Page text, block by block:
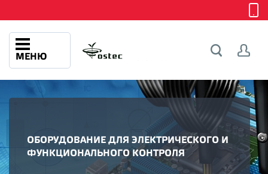
МЕНЮ
ОБОРУДОВАНИЕ ДЛЯ ЭЛЕКТРИЧЕСКОГО И
ФУНКЦИОНАЛЬНОГО КОНТРОЛЯ